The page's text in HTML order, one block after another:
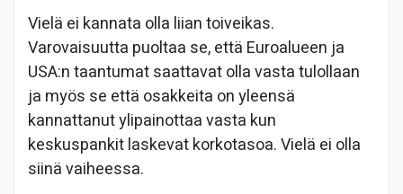
Vielä ei kannata olla liian toiveikas.
Varovaisuutta puoltaa se, että Euroalueen ja
USA:n taantumat saattavat olla vasta tulollaan
ja myös se että osakkeita on yleensä
kannattanut ylipainottaa vasta kun
keskuspankit laskevat korkotasoa. Vielä ei olla
siinä vaiheessa.